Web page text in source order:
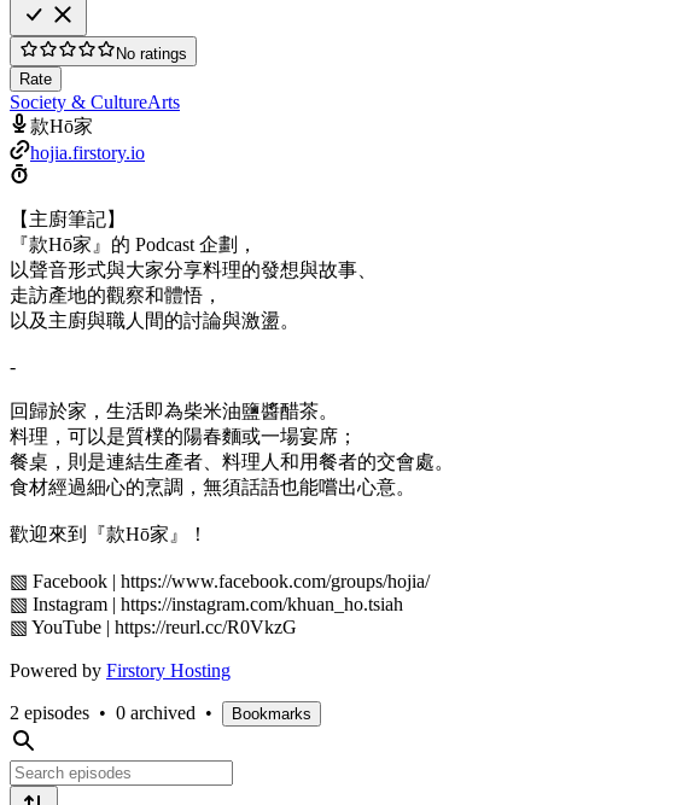
No ratings
Rate
Society & CultureArts
款Hō家
hojia.firstory.io
【主廚筆記】
『款Hō家』的 Podcast 企劃，
以聲音形式與大家分享料理的發想與故事、
走訪產地的觀察和體悟，
以及主廚與職人間的討論與激盪。
-
回歸於家，生活即為柴米油鹽醬醋茶。
料理，可以是質樸的陽春麵或一場宴席；
餐桌，則是連結生產者、料理人和用餐者的交會處。
食材經過細心的烹調，無須話語也能嚐出心意。
歡迎來到『款Hō家』！
▧ Facebook | https://www.facebook.com/groups/hojia/
▧ Instagram | https://instagram.com/khuan_ho.tsiah​
▧ YouTube​ | https://reurl.cc/R0VkzG​
Powered by Firstory Hosting
2 episodes • 0 archived • Bookmarks